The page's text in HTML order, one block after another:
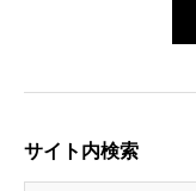
サイト内検索